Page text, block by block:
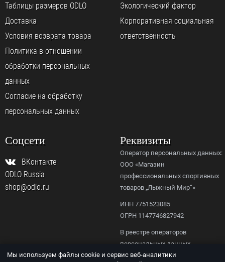
Таблицы размеров ODLO
Доставка
Условия возврата товара
Политика в отношении
обработки персональных
данных
Согласие на обработку
персональных данных
Экологический фактор
Корпоративная социальная
ответственность
Соцсети
ВКонтакте
ODLO Russia
shop@odlo.ru
Реквизиты
Оператор персональных данных:
ООО «Магазин
профессиональных спортивных
товаров „Лыжный Мир“»
ИНН 7751523085
ОГРН 1147746827942
В реестре операторов
персональных данных
Роскомнадзора,
Мы используем файлы cookie и сервис веб-аналитики